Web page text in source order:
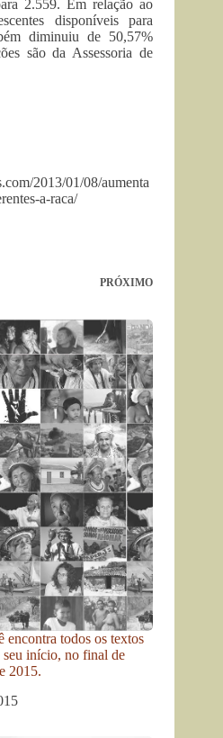
2.559. Em relação ao
disponíveis para
diminuiu de 50,57%
são da Assessoria de
2013/01/08/aumenta
a-raca/
PRÓXIMO
encontra todos os textos
seu início, no final de
2015.